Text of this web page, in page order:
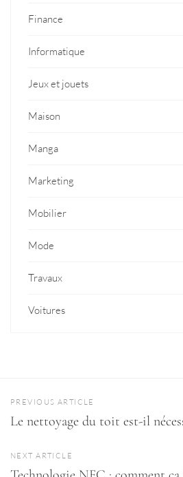
Finance
Informatique
Jeux et jouets
Maison
Manga
Marketing
Mobilier
Mode
Travaux
Voitures
PREVIOUS ARTICLE
Le nettoyage du toit est-il
NEXT ARTICLE